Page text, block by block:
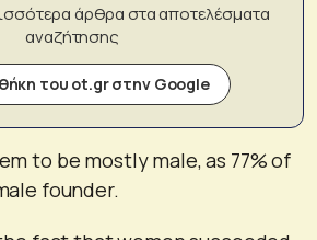
άρθρα στα αποτελέσματα
αναζήτησης
του ot.gr στην Google
to be mostly male, as 77% of
founder.